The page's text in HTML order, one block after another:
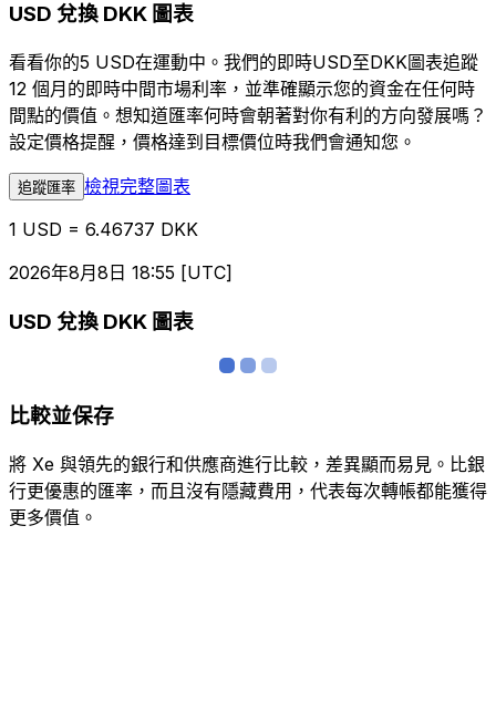
USD 兌換 DKK 圖表
看看你的5 USD在運動中。我們的即時USD至DKK圖表追蹤
12 個月的即時中間市場利率，並準確顯示您的資金在任何時
間點的價值。想知道匯率何時會朝著對你有利的方向發展嗎？
設定價格提醒，價格達到目標價位時我們會通知您。
追蹤匯率 檢視完整圖表
1 USD = 6.46737 DKK
2026年8月8日 18:55 [UTC]
USD 兌換 DKK 圖表
比較並保存
將 Xe 與領先的銀行和供應商進行比較，差異顯而易見。比銀
行更優惠的匯率，而且沒有隱藏費用，代表每次轉帳都能獲得
更多價值。